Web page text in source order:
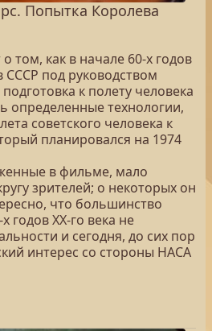
Попытка Королева
том, как в начале 60-х годов
СССР под руководством
к полету человека
определенные технологии,
советского человека к
планировался на 1974
в фильме, мало
зрителей; о некоторых он
что большинство
годов XX-го века не
и сегодня, до сих пор
интерес со стороны НАСА